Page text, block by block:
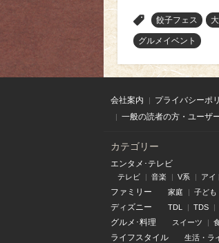
餃子フェス
グルメイベント
会社案内 プライバシーポ
一般の読者の方・ユーザ
カテゴリー
エンタメ･テレビ
テレビ 音楽 V系 アイ
ファミリー 家庭 子ども
ディズニー TDL TDS
グルメ･料理 スイーツ
ライフスタイル 生活・ラ